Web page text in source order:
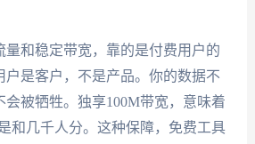
量和稳定带宽，靠的是付费用户的
户是客户，不是产品。你的数据不
会被牺牲。独享100M带宽，意味着
和几千人分。这种保障，免费工具